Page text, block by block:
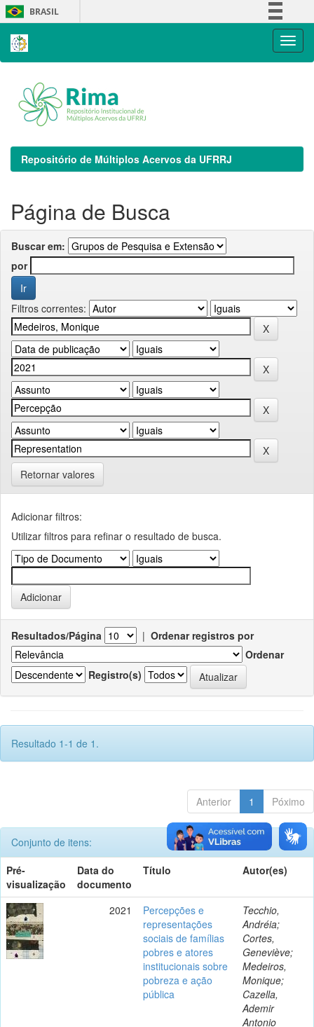
Skip
navigation
BRASIL
Repositório de Múltiplos Acervos da UFRRJ
Página de Busca
Buscar em:
por
Filtros correntes:
Retornar valores
Adicionar filtros:
Utilizar filtros para refinar o resultado de busca.
Resultados/Página | Ordenar registros por
Ordenar
Registro(s)
Resultado 1-1 de 1.
Anterior 1 Póximo
Conjunto de itens:
Pré-
visualização
Data do
documento
Título Autor(es)
2021
Percepções e
representações
sociais de famílias
pobres e atores
institucionais sobre
pobreza e ação
pública
Tecchio,
Andréia;
Cortes,
Geneviève;
Medeiros,
Monique;
Cazella,
Ademir
Antonio